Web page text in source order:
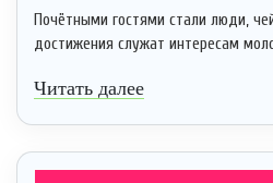
Почётными гостями стали люди,
достижения служат интересам
Читать далее